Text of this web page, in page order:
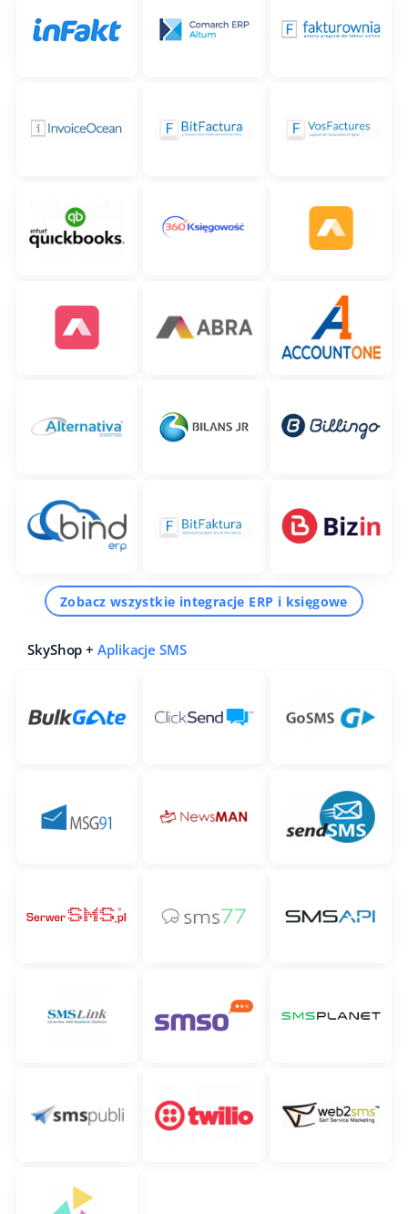
Zobacz wszystkie integracje ERP i księgowe
SkyShop +Aplikacje SMS